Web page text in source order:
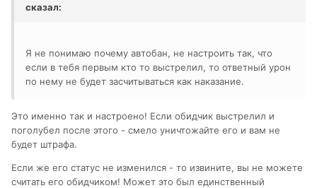
сказал:
Я не понимаю почему автобан, не настроить так, что
если в тебя первым кто то выстрелил, то ответный урон
по нему не будет засчитываться как наказание.
Это именно так и настроено! Если обидчик выстрелил и
поголубел после этого - смело уничтожайте его и вам не
будет штрафа.
Если же его статус не изменился - то извините, вы не можете
считать его обидчиком! Может это был единственный